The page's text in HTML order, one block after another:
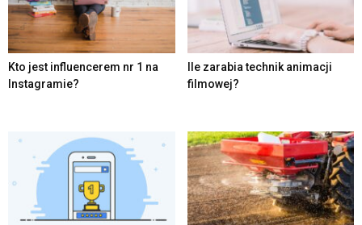
Kto jest influencerem nr 1 na
Instagramie?
Ile zarabia technik animacji
filmowej?